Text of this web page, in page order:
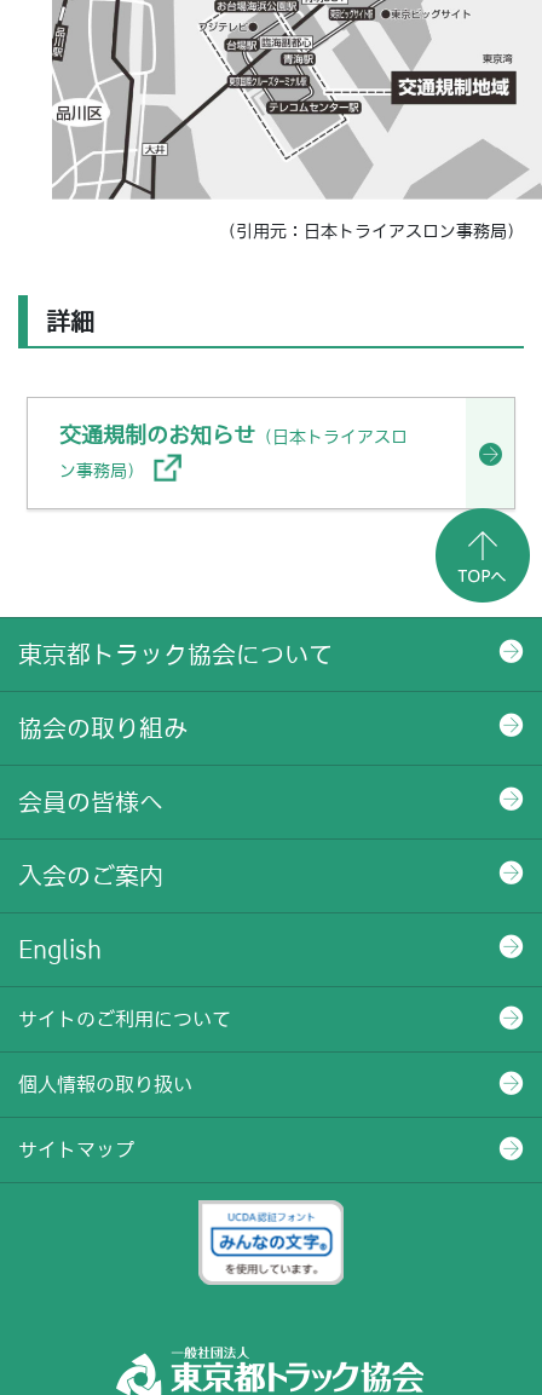
（引用元：日本トライアスロン事務局）
詳細
交通規制のお知らせ （日本トライアスロ
ン事務局）
東京都トラック協会について
協会の取り組み
会員の皆様へ
入会のご案内
English
サイトのご利用について
個人情報の取り扱い
サイトマップ